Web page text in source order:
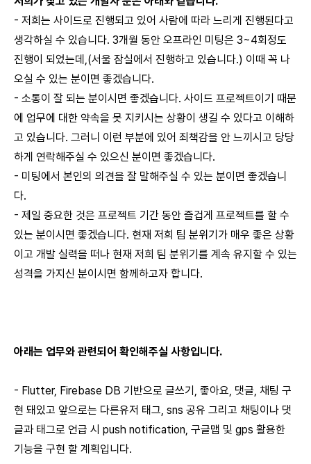
- 저희는 사이드로 진행되고 있어 사람에 따라 느리게 진행된다고
생각하실 수 있습니다. 3개월 동안 오프라인 미팅은 3~4회정도
진행이 되었는데,(서울 잠실에서 진행하고 있습니다.) 이때 꼭 나
오실 수 있는 분이면 좋겠습니다.
- 소통이 잘 되는 분이시면 좋겠습니다. 사이드 프로젝트이기 때문
에 업무에 대한 약속을 못 지키시는 상황이 생길 수 있다고 이해하
고 있습니다. 그러니 이런 부분에 있어 죄책감을 안 느끼시고 당당
하게 연락해주실 수 있으신 분이면 좋겠습니다.
- 미팅에서 본인의 의견을 잘 말해주실 수 있는 분이면 좋겠습니
다.
- 제일 중요한 것은 프로젝트 기간 동안 즐겁게 프로젝트를 할 수
있는 분이시면 좋겠습니다. 현재 저희 팀 분위기가 매우 좋은 상황
이고 개발 실력을 떠나 현재 저희 팀 분위기를 계속 유지할 수 있는
성격을 가지신 분이시면 함께하고자 합니다.
아래는 업무와 관련되어 확인해주실 사항입니다.
- Flutter, Firebase DB 기반으로 글쓰기, 좋아요, 댓글, 채팅 구
현 돼있고 앞으로는 다른유저 태그, sns 공유 그리고 채팅이나 댓
글과 태그로 언급 시 push notification, 구글맵 및 gps 활용한
기능을 구현 할 계획입니다.